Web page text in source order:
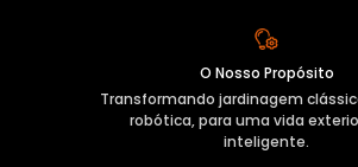
O Nosso Propósito
Transformando jardinagem
robótica, para uma vida
inteligente.